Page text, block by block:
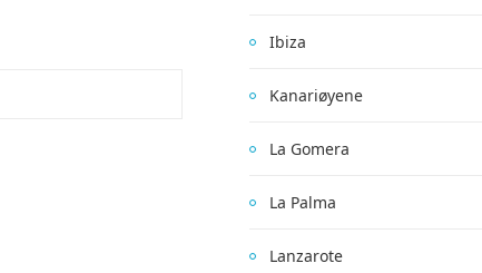
Ibiza
Kanariøyene
La Gomera
La Palma
Lanzarote